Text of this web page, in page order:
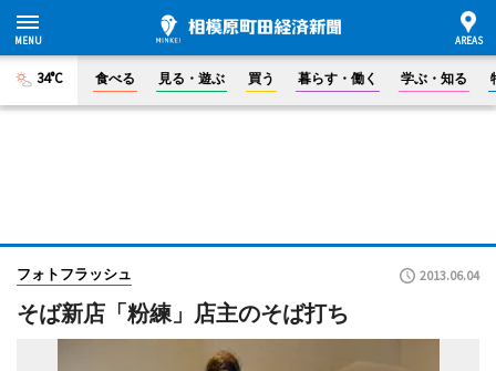
34°C 食べる 見る・遊ぶ 買う 暮らす・働く 学ぶ・知る
フォトフラッシュ 2013.06.04
そば新店「粉練」店主のそば打ち